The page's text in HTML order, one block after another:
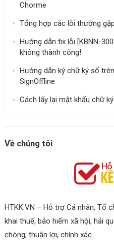
Chorme
Tổng hợp các lỗi thường
Hướng dẫn fix lỗi [KBNN-
không thành công!
Hướng dẫn ký chữ ký số
SignOffline
Cách lấy lại mật khẩu chữ
Về chúng tôi
HTKK.VN – Hỗ trợ Cá nhân, Tổ
khai thuế, bảo hiểm xã hội, hải
chóng, thuận lợi, chính xác.